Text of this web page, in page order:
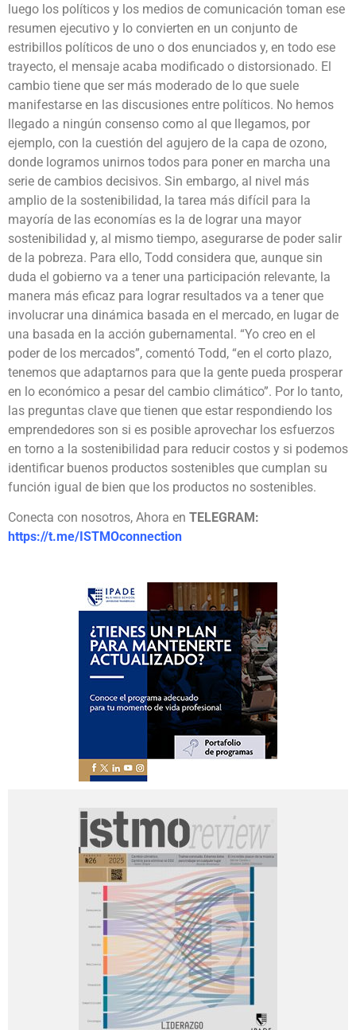
luego los políticos y los medios de comunicación toman ese
resumen ejecutivo y lo convierten en un conjunto de
estribillos políticos de uno o dos enunciados y, en todo ese
trayecto, el mensaje acaba modificado o distorsionado. El
cambio tiene que ser más moderado de lo que suele
manifestarse en las discusiones entre políticos. No hemos
llegado a ningún consenso como al que llegamos, por
ejemplo, con la cuestión del agujero de la capa de ozono,
donde logramos unirnos todos para poner en marcha una
serie de cambios decisivos. Sin embargo, al nivel más
amplio de la sostenibilidad, la tarea más difícil para la
mayoría de las economías es la de lograr una mayor
sostenibilidad y, al mismo tiempo, asegurarse de poder salir
de la pobreza. Para ello, Todd considera que, aunque sin
duda el gobierno va a tener una participación relevante, la
manera más eficaz para lograr resultados va a tener que
involucrar una dinámica basada en el mercado, en lugar de
una basada en la acción gubernamental. “Yo creo en el
poder de los mercados”, comentó Todd, “en el corto plazo,
tenemos que adaptarnos para que la gente pueda prosperar
en lo económico a pesar del cambio climático”. Por lo tanto,
las preguntas clave que tienen que estar respondiendo los
emprendedores son si es posible aprovechar los esfuerzos
en torno a la sostenibilidad para reducir costos y si podemos
identificar buenos productos sostenibles que cumplan su
función igual de bien que los productos no sostenibles.
Conecta con nosotros, Ahora en TELEGRAM:
https://t.me/ISTMOconnection